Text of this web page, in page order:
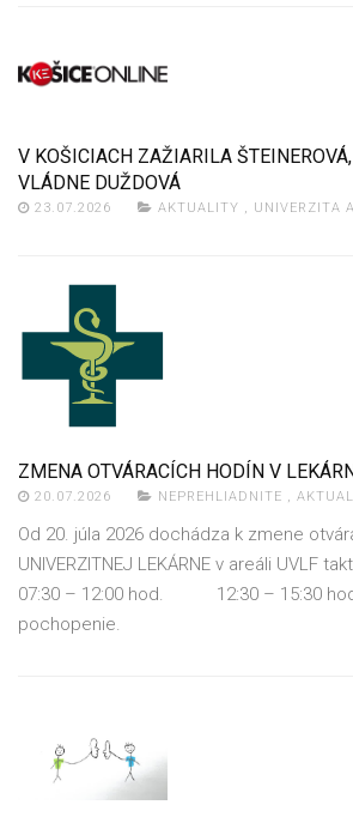
V KOŠICIACH ZAŽIARILA
VLÁDNE DUŽDOVÁ
23.07.2026 AKTUALITY , UNIVERZITA
ZMENA OTVÁRACÍCH HODÍN V
20.07.2026 NEPREHLIADNITE ,
Od 20. júla 2026 dochádza k zmene
UNIVERZITNEJ LEKÁRNE v areáli UVLF
07:30 – 12:00 hod. 12:30 – 15:30
pochopenie.